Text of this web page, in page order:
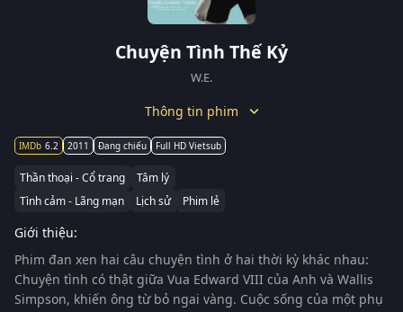
Chuyện Tình Thế Kỷ
W.E.
Thông tin phim
6.2 2011 Đang chiếu Full HD Vietsub
Thần thoại - Cổ trang
Tâm lý
Tình cảm - Lãng mạn
Lịch sử Phim lẻ
Giới thiệu:
Phim đan xen hai câu chuyện tình ở hai thời kỳ khác nhau:
Chuyện tình có thật giữa Vua Edward VIII của Anh và Wallis
Simpson, khiến ông từ bỏ ngai vàng. Cuộc sống của một phụ